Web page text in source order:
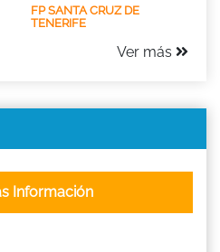
FP SANTA CRUZ DE
TENERIFE
Ver más
Información